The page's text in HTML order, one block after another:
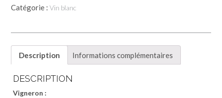
2024
Domaine
Millet
37,5cl
Catégorie : Vin blanc
Description Informations complémentaires
DESCRIPTION
Vigneron :